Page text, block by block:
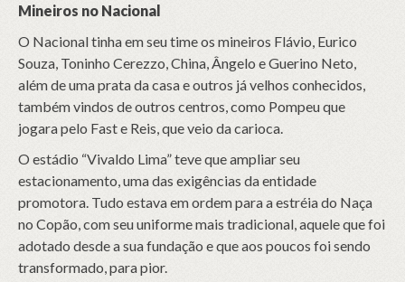
Mineiros no Nacional
O Nacional tinha em seu time os mineiros Flávio, Eurico
Souza, Toninho Cerezzo, China, Ângelo e Guerino Neto,
além de uma prata da casa e outros já velhos conhecidos,
também vindos de outros centros, como Pompeu que
jogara pelo Fast e Reis, que veio da carioca.
O estádio “Vivaldo Lima” teve que ampliar seu
estacionamento, uma das exigências da entidade
promotora. Tudo estava em ordem para a estréia do Naça
no Copão, com seu uniforme mais tradicional, aquele que foi
adotado desde a sua fundação e que aos poucos foi sendo
transformado, para pior.